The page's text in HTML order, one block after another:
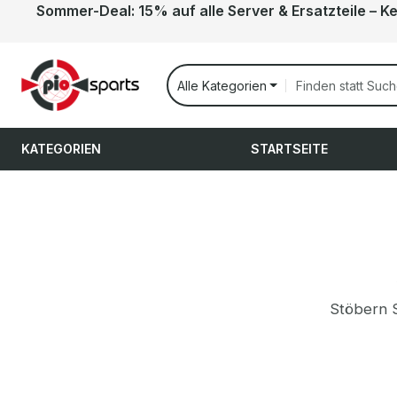
Hauptinhalt springen
Zur Suche springen
Zur Hauptnavigation springen
Sommer-Deal: 15% auf alle Server & Ersatzteile –
Alle Kategorien
KATEGORIEN STARTSEITE
Stöbern